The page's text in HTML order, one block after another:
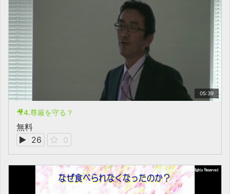
05:39
🎥4.尊厳を守る？
無料
26
0